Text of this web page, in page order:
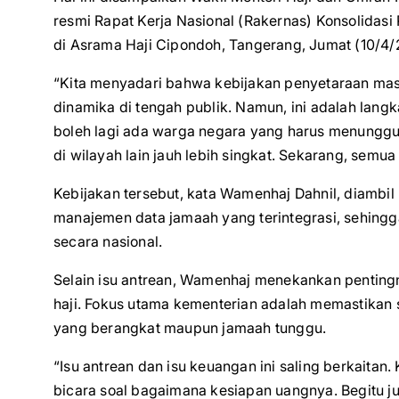
resmi Rapat Kerja Nasional (Rakernas)
di Asrama Haji Cipondoh, Tangerang, Jumat (10/
“Kita menyadari bahwa kebijakan penyetaraan
dinamika di tengah publik. Namun, ini adalah
boleh lagi ada warga negara yang harus
di wilayah lain jauh lebih singkat. Sekarang,
Kebijakan tersebut, kata Wamenhaj Dahnil,
manajemen data jamaah yang terintegrasi,
secara nasional.
Selain isu antrean, Wamenhaj menekankan
haji. Fokus utama kementerian adalah
yang berangkat maupun jamaah tunggu.
“Isu antrean dan isu keuangan ini saling
bicara soal bagaimana kesiapan uangnya. Begitu